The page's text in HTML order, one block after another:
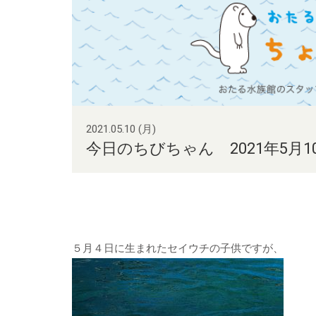
2021.05.10 (月)
今日のちびちゃん 2021年5月
５月４日に生まれたセイウチの子供ですが、